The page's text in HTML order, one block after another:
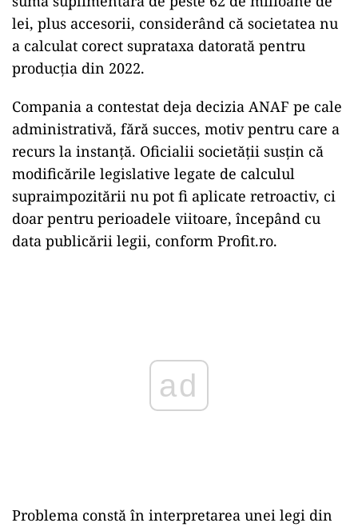
lei, plus accesorii, considerând că societatea nu
a calculat corect suprataxa datorată pentru
producția din 2022.
Compania a contestat deja decizia ANAF pe cale
administrativă, fără succes, motiv pentru care a
recurs la instanță. Oficialii societății susțin că
modificările legislative legate de calculul
supraimpozitării nu pot fi aplicate retroactiv, ci
doar pentru perioadele viitoare, începând cu
data publicării legii, conform Profit.ro.
Problema constă în interpretarea unei legi din